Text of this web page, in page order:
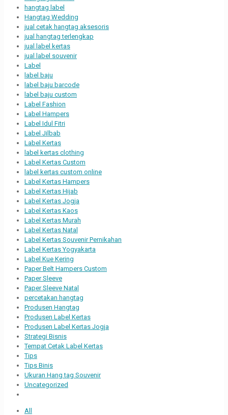
hangtag label
Hangtag Wedding
jual cetak hangtag aksesoris
jual hangtag terlengkap
jual label kertas
jual label souvenir
Label
label baju
label baju barcode
label baju custom
Label Fashion
Label Hampers
Label Idul Fitri
Label Jilbab
Label Kertas
label kertas clothing
Label Kertas Custom
label kertas custom online
Label Kertas Hampers
Label Kertas Hijab
Label Kertas Jogja
Label Kertas Kaos
Label Kertas Murah
Label Kertas Natal
Label Kertas Souvenir Pernikahan
Label Kertas Yogyakarta
Label Kue Kering
Paper Belt Hampers Custom
Paper Sleeve
Paper Sleeve Natal
percetakan hangtag
Produsen Hangtag
Produsen Label Kertas
Produsen Label Kertas Jogja
Strategi Bisnis
Tempat Cetak Label Kertas
Tips
Tips Binis
Ukuran Hang tag Souvenir
Uncategorized
All